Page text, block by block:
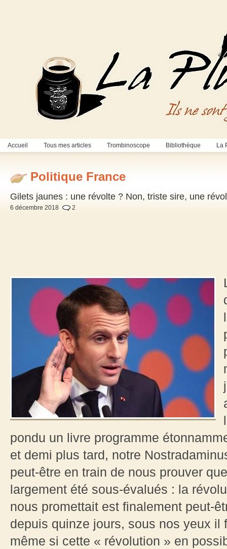
Accueil Tous mes articles Trombinoscope Bibliothèque La
Politique France
Gilets jaunes : une révolte ? Non, triste sire, une
6 décembre 2018 2
pondu un livre programme
et demi plus tard, notre
peut-être en train de nous prouver
largement été sous-évalués : la
nous promettait est finalement peut-
depuis quinze jours, sous nos yeux
même si cette « révolution » en